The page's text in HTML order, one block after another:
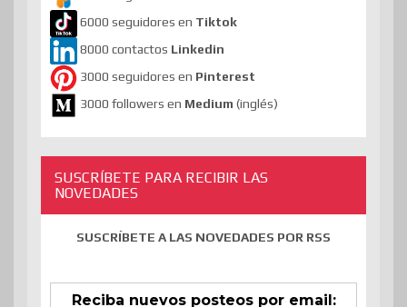
6000 seguidores en Tiktok
8000 contactos Linkedin
3000 seguidores en Pinterest
3000 followers en Medium (inglés)
SUSCRÍBETE PARA RECIBIR LAS
NOVEDADES
SUSCRÍBETE A LAS NOVEDADES POR RSS
Reciba nuevos posteos por email: